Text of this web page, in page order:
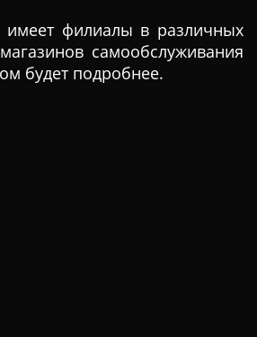
имеет филиалы в различных
самообслуживания
будет подробнее.